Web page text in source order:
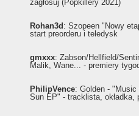
zagłosuj (Popkillery 2021)
Rohan3d : Szopeen "Nowy
start preorderu i teledysk
gmxxx: Żabson/Hellfield/
Malik, Wane... - premiery
PhilipVence: Golden -
Sun EP" - tracklista, okładka,